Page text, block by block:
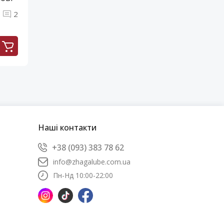
2
Наші контакти
+38 (093) 383 78 62
info@zhagalube.com.ua
Пн-Нд 10:00-22:00